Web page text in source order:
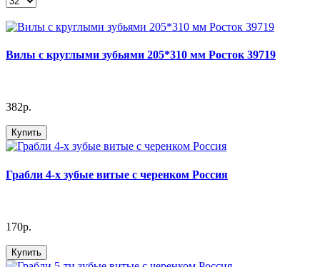
Вилы с круглыми зубьями 205*310 мм Росток 39719
382р.
Купить
Грабли 4-х зубые витые с черенком Россия
170р.
Купить